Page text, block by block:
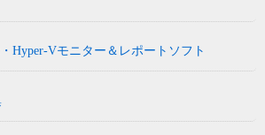
・Hyper-Vモニター＆レポートソフト